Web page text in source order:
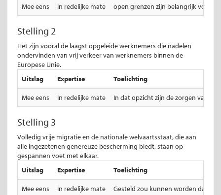
Mee eens In redelijke mate open grenzen zijn belangrijk voor
Stelling 2
Het zijn vooral de laagst opgeleide werknemers die nadelen
ondervinden van vrij verkeer van werknemers binnen de
Europese Unie.
Uitslag
Expertise Toelichting
Mee eens In redelijke mate In dat opzicht zijn de zorgen van
Stelling 3
Volledig vrije migratie en de nationale welvaartsstaat, die aan
alle ingezetenen genereuze bescherming biedt, staan op
gespannen voet met elkaar.
Uitslag
Expertise Toelichting
Mee eens In redelijke mate Gesteld zou kunnen worden dat